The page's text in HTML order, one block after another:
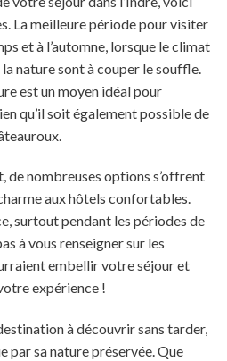
La meilleure période pour visiter
et à l’automne, lorsque le climat
nature sont à couper le souffle.
est un moyen idéal pour
qu’il soit également possible de
de nombreuses options s’offrent
aux hôtels confortables.
surtout pendant les périodes de
à vous renseigner sur les
embellir votre séjour et
expérience !
à découvrir sans tarder,
par sa nature préservée. Que